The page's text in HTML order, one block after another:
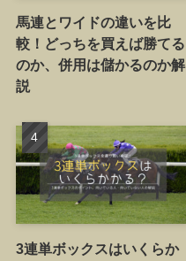
馬連とワイドの違いを比
較！どっちを買えば勝てる
のか、併用は儲かるのか解
説
3連単ボックスはいくらか